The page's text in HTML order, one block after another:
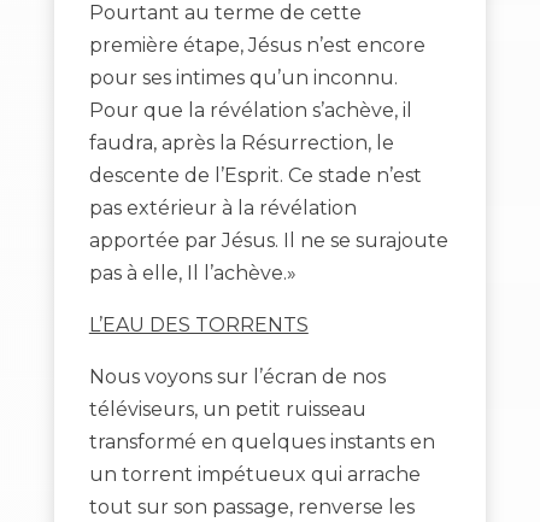
Pourtant au terme de cette
première étape, Jésus n’est encore
pour ses intimes qu’un inconnu.
Pour que la révélation s’achève, il
faudra, après la Résurrection, le
descente de l’Esprit. Ce stade n’est
pas extérieur à la révélation
apportée par Jésus. Il ne se surajoute
pas à elle, Il l’achève.»
L’EAU DES TORRENTS
Nous voyons sur l’écran de nos
téléviseurs, un petit ruisseau
transformé en quelques instants en
un torrent impétueux qui arrache
tout sur son passage, renverse les